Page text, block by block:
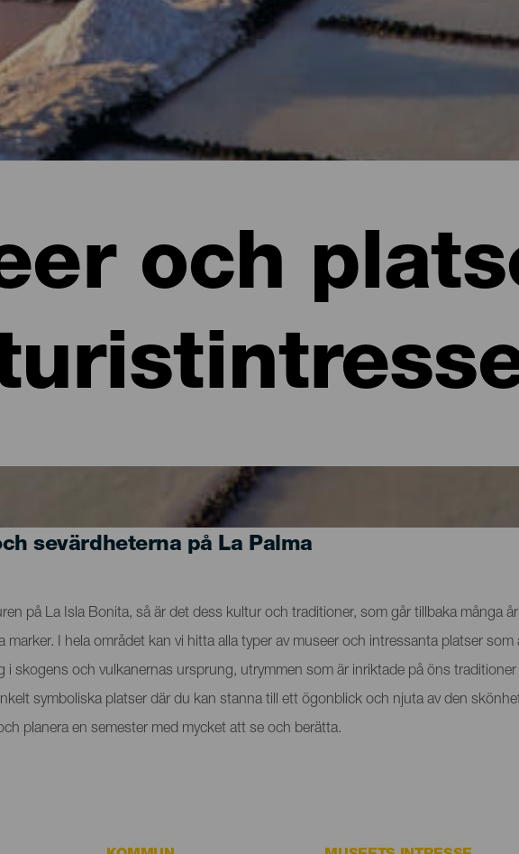
och
sevärdheterna på La Palma
på La Isla Bonita, så är det dess kultur och traditioner, som går tillbaka många
I hela området kan vi hitta alla typer av museer och intressanta platser som
skogens och vulkanernas ursprung, utrymmen som är inriktade på öns
symboliska platser där du kan stanna till ett ögonblick och njuta av den
planera en semester med mycket att se och berätta.